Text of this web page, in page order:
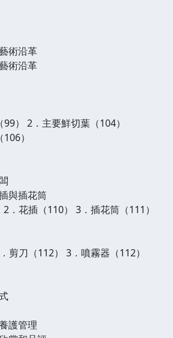
術沿革
術沿革
） 2．主要鮮切葉（104）
）
與插花筒
．花插（110） 3．插花筒（111）
剪刀（112） 3．噴霧器（112）
護管理